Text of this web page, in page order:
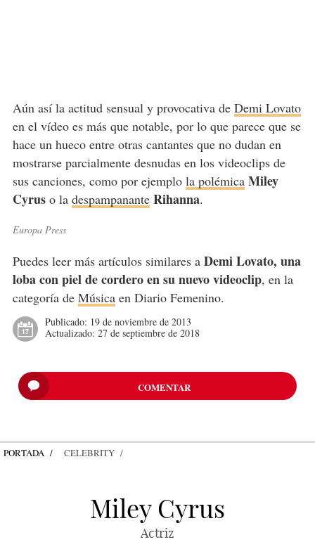
Aún así la actitud sensual y provocativa de Demi Lovato
en el vídeo es más que notable, por lo que parece que se
hace un hueco entre otras cantantes que no dudan en
mostrarse parcialmente desnudas en los videoclips de
sus canciones, como por ejemplo la polémica Miley
Cyruso la despampanante Rihanna.
Europa Press
Puedes leer más artículos similares a Demi Lovato, una
loba con piel de cordero en su nuevo videoclip, en la
categoría de Músicaen Diario Femenino.
Publicado: 19 de noviembre de 2013
Actualizado: 27 de septiembre de 2018
COMENTAR
PORTADA CELEBRITY
Miley Cyrus
Actriz